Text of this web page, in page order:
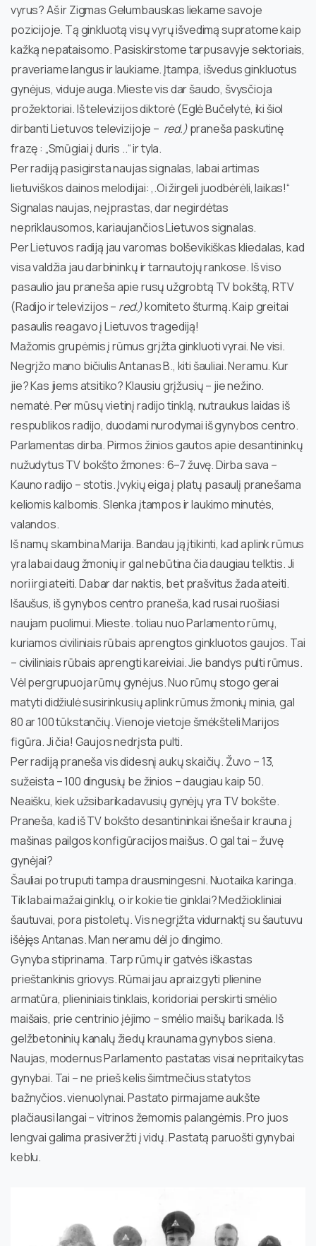
vyrus? Aš ir Zigmas Gelumbauskas liekame savoje
pozicijoje. Tą ginkluotą visų vyrų išvedimą supratome kaip
kažką nepataisomo. Pasiskirstome tarpusavyje sektoriais,
praveriame langus ir laukiame. Įtampa, išvedus ginkluotus
gynėjus, viduje auga. Mieste vis dar šaudo, švysčioja
prožektoriai. Iš televizijos diktorė (Eglė Bučelytė, iki šiol
dirbanti Lietuvos televizijoje – red.)praneša paskutinę
frazę : „Smūgiai į duris ..“ ir tyla.
Per radiją pasigirsta naujas signalas, labai artimas
lietuviškos dainos melodijai: ,.Oi žirgeli juodbėrėli, laikas!“
Signalas naujas, neįprastas, dar negirdėtas
nepriklausomos, kariaujančios Lietuvos signalas.
Per Lietuvos radiją jau varomas bolševikiškas kliedalas, kad
visa valdžia jau darbininkų ir tarnautojų rankose. Iš viso
pasaulio jau praneša apie rusų užgrobtą TV bokštą, RTV
(Radijo ir televizijos – red.)komiteto šturmą. Kaip greitai
pasaulis reagavo į Lietuvos tragediją!
Mažomis grupėmis į rūmus grįžta ginkluoti vyrai. Ne visi.
Negrįžo mano bičiulis Antanas B., kiti šauliai. Neramu. Kur
jie? Kas jiems atsitiko? Klausiu grįžusių – jie nežino.
nematė. Per mūsų vietinį radijo tinklą, nutraukus laidas iš
respublikos radijo, duodami nurodymai iš gynybos centro.
Parlamentas dirba. Pirmos žinios gautos apie desantininkų
nužudytus TV bokšto žmones: 6–7 žuvę. Dirba sava –
Kauno radijo – stotis. Įvykių eiga į platų pasaulį pranešama
keliomis kalbomis. Slenka įtampos ir laukimo minutės,
valandos.
Iš namų skambina Marija. Bandau ją įtikinti, kad aplink rūmus
yra labai daug žmonių ir gal nebūtina čia daugiau telktis. Ji
nori irgi ateiti. Dabar dar naktis, bet prašvitus žada ateiti.
Išaušus, iš gynybos centro praneša, kad rusai ruošiasi
naujam puolimui. Mieste. toliau nuo Parlamento rūmų,
kuriamos civiliniais rūbais aprengtos ginkluotos gaujos. Tai
– civiliniais rūbais aprengti kareiviai. Jie bandys pulti rūmus.
Vėl pergrupuoja rūmų gynėjus. Nuo rūmų stogo gerai
matyti didžiulė susirinkusių aplink rūmus žmonių minia, gal
80 ar 100 tūkstančių. Vienoje vietoje šmėkšteli Marijos
figūra. Ji čia! Gaujos nedrįsta pulti.
Per radiją praneša vis didesnį aukų skaičių. Žuvo – 13,
sužeista – 100 dingusių be žinios – daugiau kaip 50.
Neaišku, kiek užsibarikadavusių gynėjų yra TV bokšte.
Praneša, kad iš TV bokšto desantininkai išneša ir krauna į
mašinas pailgos konfigūracijos maišus. O gal tai – žuvę
gynėjai?
Šauliai po truputi tampa drausmingesni. Nuotaika karinga.
Tik labai mažai ginklų, o ir kokie tie ginklai? Medžiokliniai
šautuvai, pora pistoletų. Vis negrįžta vidurnaktį su šautuvu
išėjęs Antanas. Man neramu dėl jo dingimo.
Gynyba stiprinama. Tarp rūmų ir gatvės iškastas
prieštankinis griovys. Rūmai jau apraizgyti plienine
armatūra, plieniniais tinklais, koridoriai perskirti smėlio
maišais, prie centrinio įėjimo – smėlio maišų barikada. Iš
gelžbetoninių kanalų žiedų kraunama gynybos siena.
Naujas, modernus Parlamento pastatas visai nepritaikytas
gynybai. Tai – ne prieš kelis šimtmečius statytos
bažnyčios. vienuolynai. Pastato pirmajame aukšte
plačiausi langai – vitrinos žemomis palangėmis. Pro juos
lengvai galima prasiveržti į vidų. Pastatą paruošti gynybai
keblu.